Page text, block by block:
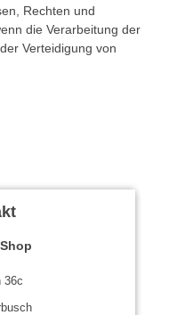
Rechten und
die Verarbeitung der
Verteidigung von
36c